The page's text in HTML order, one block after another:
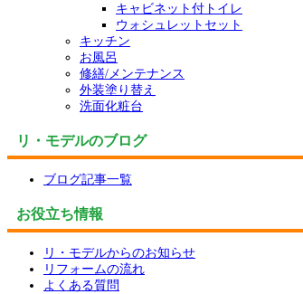
キャビネット付トイレ
ウォシュレットセット
キッチン
お風呂
修繕/メンテナンス
外装塗り替え
洗面化粧台
リ・モデルのブログ
ブログ記事一覧
お役立ち情報
リ・モデルからのお知らせ
リフォームの流れ
よくある質問